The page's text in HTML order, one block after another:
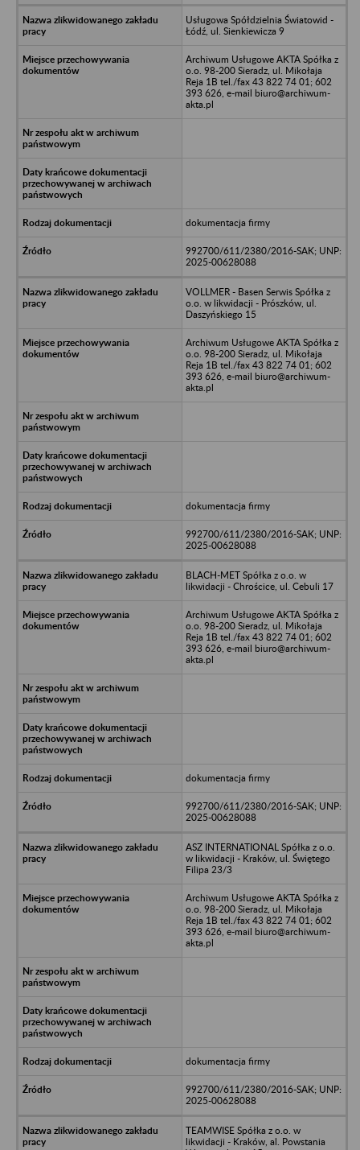
Usługowa Spółdzielnia Światowid -
Łódź, ul. Sienkiewicza 9
Archiwum Usługowe AKTA Spółka z
o.o. 98-200 Sieradz, ul. Mikołaja
Reja 1B tel./fax 43 822 74 01; 602
393 626, e-mail biuro@archiwum-
akta.pl
dokumentacja firmy
992700/611/2380/2016-SAK; UNP:
2025-00628088
VOLLMER - Basen Serwis Spółka z
o.o. w likwidacji - Prószków, ul.
Daszyńskiego 15
Archiwum Usługowe AKTA Spółka z
o.o. 98-200 Sieradz, ul. Mikołaja
Reja 1B tel./fax 43 822 74 01; 602
393 626, e-mail biuro@archiwum-
akta.pl
dokumentacja firmy
992700/611/2380/2016-SAK; UNP:
2025-00628088
BLACH-MET Spółka z o.o. w
likwidacji - Chrościce, ul. Cebuli 17
Archiwum Usługowe AKTA Spółka z
o.o. 98-200 Sieradz, ul. Mikołaja
Reja 1B tel./fax 43 822 74 01; 602
393 626, e-mail biuro@archiwum-
akta.pl
dokumentacja firmy
992700/611/2380/2016-SAK; UNP:
2025-00628088
ASZ INTERNATIONAL Spółka z o.o.
w likwidacji - Kraków, ul. Świętego
Filipa 23/3
Archiwum Usługowe AKTA Spółka z
o.o. 98-200 Sieradz, ul. Mikołaja
Reja 1B tel./fax 43 822 74 01; 602
393 626, e-mail biuro@archiwum-
akta.pl
dokumentacja firmy
992700/611/2380/2016-SAK; UNP:
2025-00628088
TEAMWISE Spółka z o.o. w
likwidacji - Kraków, al. Powstania